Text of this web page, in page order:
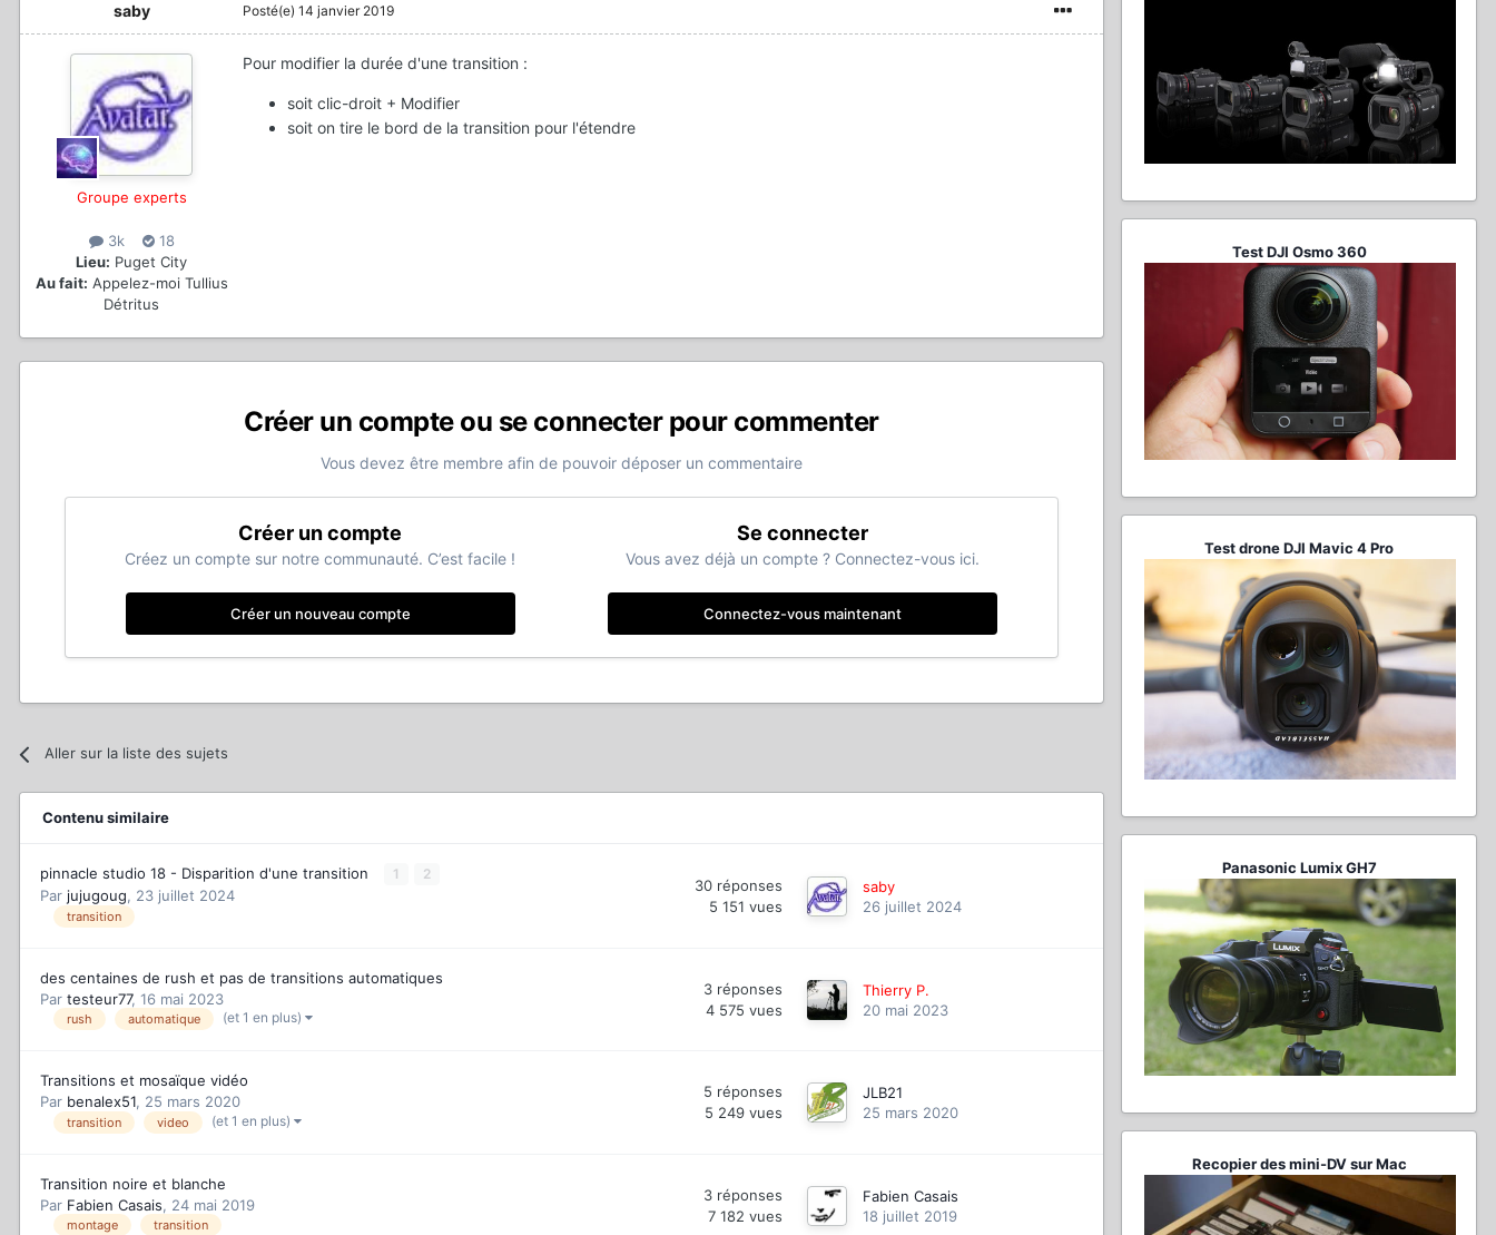
saby
Groupe experts
3k
18
Lieu: Puget City
Au fait: Appelez-moi Tullius
Détritus
Posté(e) 14 janvier 2019
Pour modifier la durée d'une transition :
soit clic-droit + Modifier
soit on tire le bord de la transition pour l'étendre
Créer un compte ou se connecter pour commenter
Vous devez être membre afin de pouvoir déposer un commentaire
Créer un compte
Créez un compte sur notre communauté. C’est facile !
Créer un nouveau compte
Se connecter
Vous avez déjà un compte ? Connectez-vous ici.
Connectez-vous maintenant
Aller sur la liste des sujets
Contenu similaire
pinnacle studio 18 - Disparition d'une transition 1 2
Par jujugoug, 23 juillet 2024
transition
30 réponses
5 151 vues
saby
26 juillet 2024
des centaines de rush et pas de transitions automatiques
Par testeur77, 16 mai 2023
rush automatique (et 1 en plus)
3 réponses
4 575 vues
Thierry P.
20 mai 2023
Transitions et mosaïque vidéo
Par benalex51, 25 mars 2020
transition video (et 1 en plus)
5 réponses
5 249 vues
JLB21
25 mars 2020
Transition noire et blanche
Par Fabien Casais, 24 mai 2019
montage transition
3 réponses
7 182 vues
Fabien Casais
18 juillet 2019
Test DJI Osmo 360
Test drone DJI Mavic 4 Pro
Panasonic Lumix GH7
Recopier des mini-DV sur Mac